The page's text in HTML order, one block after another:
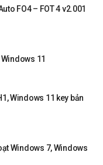
FO4 – FOT 4 v2.001
11
Windows 11 key bản
Windows 7, Windows